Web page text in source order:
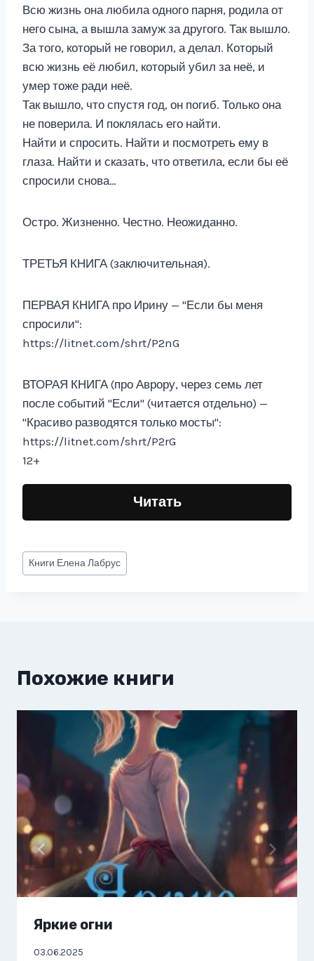
Всю жизнь она любила одного парня, родила от
него сына, а вышла замуж за другого. Так вышло.
За того, который не говорил, а делал. Который
всю жизнь её любил, который убил за неё, и
умер тоже ради неё.
Так вышло, что спустя год, он погиб. Только она
не поверила. И поклялась его найти.
Найти и спросить. Найти и посмотреть ему в
глаза. Найти и сказать, что ответила, если бы её
спросили снова…
Остро. Жизненно. Честно. Неожиданно.
ТРЕТЬЯ КНИГА (заключительная).
ПЕРВАЯ КНИГА про Ирину — "Если бы меня
спросили":
https://litnet.com/shrt/P2nG
ВТОРАЯ КНИГА (про Аврору, через семь лет
после событий "Если" (читается отдельно) —
"Красиво разводятся только мосты":
https://litnet.com/shrt/P2rG
12+
Читать
Метки
записи:
Книги Елена Лабрус
Похожие книги
Яркие огни
03.06.2025